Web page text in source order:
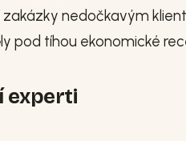
nedočkavým
pod tíhou ekonomické
experti